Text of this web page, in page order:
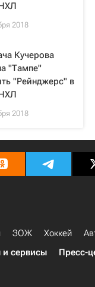
2018
Кучерова
"Тампе"
"Рейнджерс" в
2018
ЗОЖ Хоккей
и сервисы Пресс-